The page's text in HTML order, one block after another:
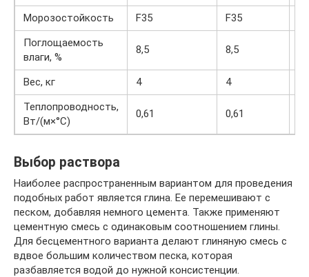
Морозостойкость
F35 F35
Поглощаемость
влаги, %
8,5 8,5
Вес, кг 4 4
Теплопроводность,
Вт/(м×°С)
0,61 0,61
Выбор раствора
Наиболее распространенным вариантом для проведения
подобных работ является глина. Ее перемешивают с
песком, добавляя немного цемента. Также применяют
цементную смесь с одинаковым соотношением глины.
Для бесцементного варианта делают глиняную смесь с
вдвое большим количеством песка, которая
разбавляется водой до нужной консистенции.